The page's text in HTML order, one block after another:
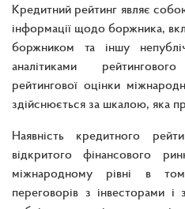
Кредитний рейтинг являє
інформації щодо боржника,
боржником та іншу
аналітиками
рейтингової оцінки
здійснюється за шкалою, яка
Наявність кредитного
відкритого фінансового
міжнародному рівні в
переговорів з інвесторами